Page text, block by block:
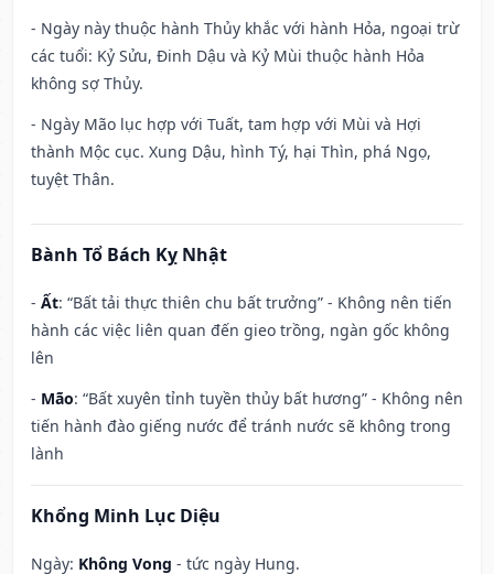
- Ngày này thuộc hành Thủy khắc với hành Hỏa, ngoại trừ
các tuổi: Kỷ Sửu, Đinh Dậu và Kỷ Mùi thuộc hành Hỏa
không sợ Thủy.
- Ngày Mão lục hợp với Tuất, tam hợp với Mùi và Hợi
thành Mộc cục. Xung Dậu, hình Tý, hại Thìn, phá Ngọ,
tuyệt Thân.
Bành Tổ Bách Kỵ Nhật
- Ất: “Bất tải thực thiên chu bất trưởng” - Không nên tiến
hành các việc liên quan đến gieo trồng, ngàn gốc không
lên
- Mão: “Bất xuyên tỉnh tuyền thủy bất hương” - Không nên
tiến hành đào giếng nước để tránh nước sẽ không trong
lành
Khổng Minh Lục Diệu
Ngày: Không Vong - tức ngày Hung.